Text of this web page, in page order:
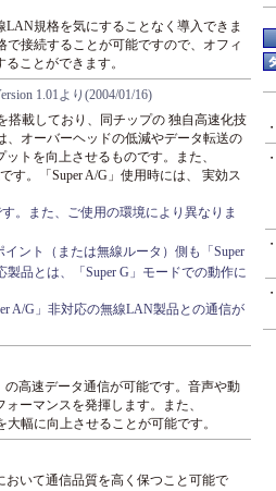
LAN規格を気にすることなく導入できま
接続することが可能ですので、オフィ
ことができます。
1.01より(2004/01/16)
搭載しており、同チップの 独自高速化技
、オーバーヘッドの低減やデータ転送の
トを向上させるものです。また、
す。「Super A/G」使用時には、 実効ス
。また、ご使用の環境により異なりま
イント（または無線ルータ）側も「Super
品とは、「Super G」モードでの動作に
A/G」非対応の無線LAN製品との通信が
の高速データ通信が可能です。音声や動
ーマンスを発揮します。また、
大幅に向上させることが可能です。
いて通信品質を高く保つこと可能で
・
・
・
・